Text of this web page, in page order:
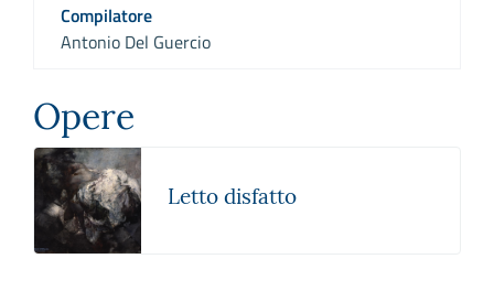
Compilatore
Antonio Del Guercio
Opere
Letto disfatto